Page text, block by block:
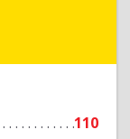
110
Подробнее